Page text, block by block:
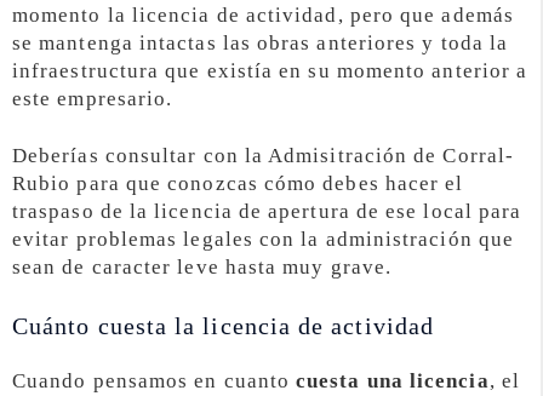
momento la licencia de actividad, pero que además
se mantenga intactas las obras anteriores y toda la
infraestructura que existía en su momento anterior a
este empresario.
Deberías consultar con la Admisitración de Corral-
Rubio para que conozcas cómo debes hacer el
traspaso de la licencia de apertura de ese local para
evitar problemas legales con la administración que
sean de caracter leve hasta muy grave.
Cuánto cuesta la licencia de actividad
Cuando pensamos en cuantocuesta una licencia, el